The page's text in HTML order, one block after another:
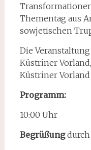
Thementag aus
sowjetischen
Die
Küstriner Vorland,
Küstriner Vorland
Programm:
10:00 Uhr
Begrüßungdurch